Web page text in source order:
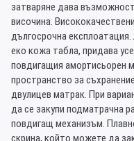
затваряне дава
височина.
дългосрочна
еко кожа табла, придава
повдигащия амортисьорен
пространство за
двулицев матрак. При
да се закупи подматрачна
повдигащ механизъм.
скрина, който можете да